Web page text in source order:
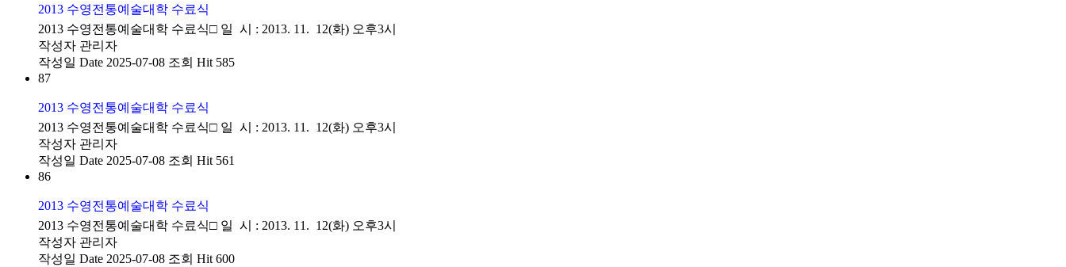
2013 수영전통예술대학 수료식
2013 수영전통예술대학 수료식□ 일 시 : 2013. 11. 12(화) 오후3시
작성자 관리자
작성일 Date 2025-07-08 조회 Hit 585
87
2013 수영전통예술대학 수료식
2013 수영전통예술대학 수료식□ 일 시 : 2013. 11. 12(화) 오후3시
작성자 관리자
작성일 Date 2025-07-08 조회 Hit 561
86
2013 수영전통예술대학 수료식
2013 수영전통예술대학 수료식□ 일 시 : 2013. 11. 12(화) 오후3시
작성자 관리자
작성일 Date 2025-07-08 조회 Hit 600